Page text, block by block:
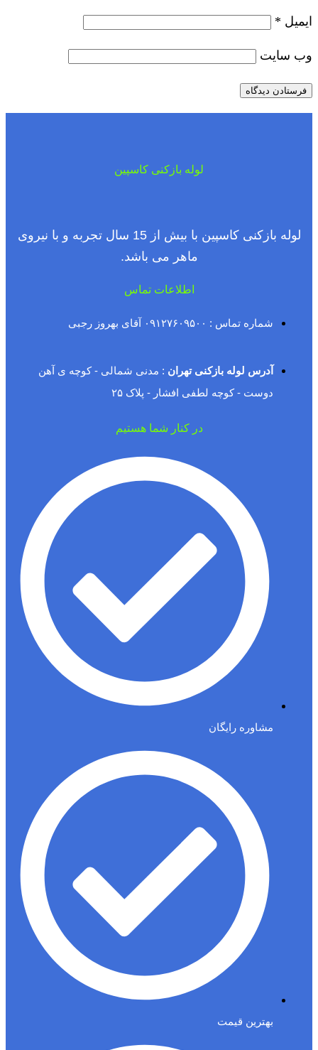
ایمیل *
وب‌ سایت
لوله بازکنی کاسپین
لوله بازکنی کاسپین با بیش از 15 سال تجربه و با نیروی
ماهر می باشد.
اطلاعات تماس
شماره تماس : ۰۹۱۲۷۶۰۹۵۰۰ آقای بهروز رجبی
آدرس لوله بازکنی تهران : مدنی شمالی - کوچه ی آهن
دوست - کوچه لطفی افشار - پلاک ۲۵
در کنار شما هستیم
مشاوره رایگان
بهترین قیمت